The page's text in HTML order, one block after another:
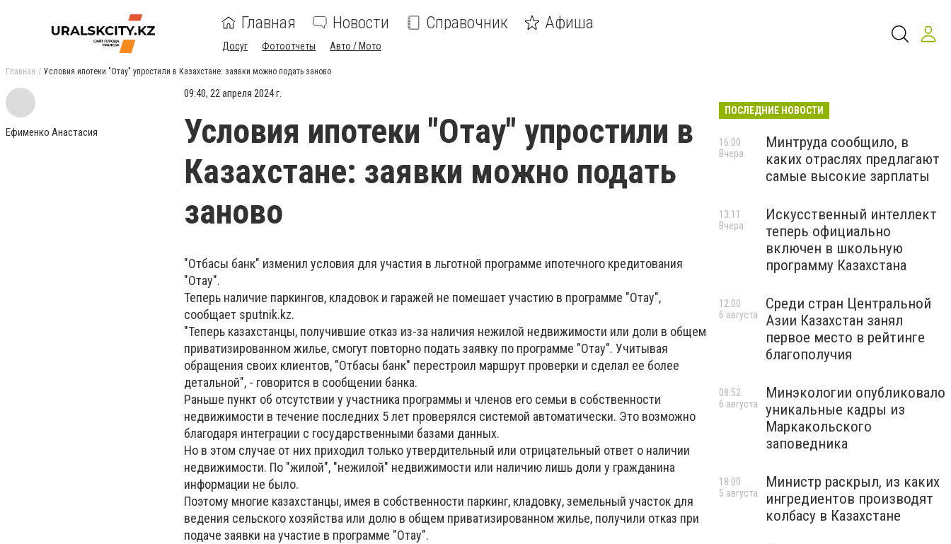
Главная Новости Справочник Афиша
Досуг Фотоотчеты Авто / Мото
Главная Условия ипотеки "Отау" упростили в Казахстане: заявки можно подать заново
Ефименко Анастасия
09:40, 22 апреля 2024 г.
Условия ипотеки "Отау" упростили в
Казахстане: заявки можно подать
заново
"Отбасы банк" изменил условия для участия в льготной программе ипотечного кредитования
"Отау".
Теперь наличие паркингов, кладовок и гаражей не помешает участию в программе "Отау",
сообщает sputnik.kz.
"Теперь казахстанцы, получившие отказ из-за наличия нежилой недвижимости или доли в общем
приватизированном жилье, смогут повторно подать заявку по программе "Отау". Учитывая
обращения своих клиентов, "Отбасы банк" перестроил маршрут проверки и сделал ее более
детальной", - говорится в сообщении банка.
Раньше пункт об отсутствии у участника программы и членов его семьи в собственности
недвижимости в течение последних 5 лет проверялся системой автоматически. Это возможно
благодаря интеграции с государственными базами данных.
Но в этом случае от них приходил только утвердительный или отрицательный ответ о наличии
недвижимости. По "жилой", "нежилой" недвижимости или наличию лишь доли у гражданина
информации не было.
Поэтому многие казахстанцы, имея в собственности паркинг, кладовку, земельный участок для
ведения сельского хозяйства или долю в общем приватизированном жилье, получили отказ при
подаче заявки на участие в программе "Отау".
ПОСЛЕДНИЕ НОВОСТИ
Минтруда сообщило, в
каких отраслях предлагают
самые высокие зарплаты
16:00
Вчера
Искусственный интеллект
теперь официально
включен в школьную
программу Казахстана
13:11
Вчера
Среди стран Центральной
Азии Казахстан занял
первое место в рейтинге
благополучия
12:00
6 августа
Минэкологии опубликовало
уникальные кадры из
Маркакольского
заповедника
08:52
6 августа
Министр раскрыл, из каких
ингредиентов производят
колбасу в Казахстане
18:00
5 августа